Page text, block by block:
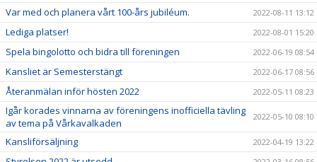
Var med och planera vårt 100-års jubiléum. 2022-08-11 13:12
Lediga platser! 2022-08-01 15:20
Spela bingolotto och bidra till föreningen 2022-06-19 08:54
Kansliet är Semesterstängt 2022-06-17 08:56
Återanmälan inför hösten 2022 2022-05-11 08:23
Igår korades vinnarna av föreningens inofficiella tävling
av tema på Vårkavalkaden
2022-05-10 08:10
Kansliförsäljning 2022-04-19 13:22